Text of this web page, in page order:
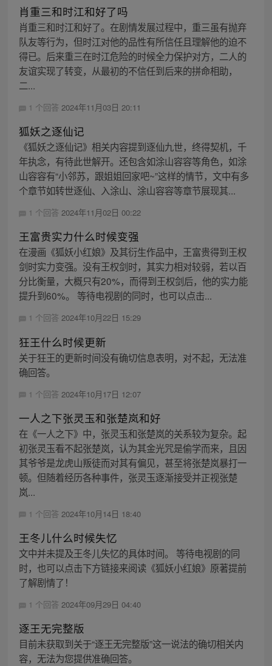
肖重三和时江和好了吗
肖重三和时江和好了。在剧情发展过程中，重三虽有抛弃
队友等行为，但时江对他的品性有所信任且理解他的迫不
得已。后来重三在时江危险的时候全力保护对方，二人的
友谊实现了转变，从最初的不信任到后来的拼命相助，
二...
1 个回答 2024年11月03日 20:11
狐妖之逐仙记
《狐妖之逐仙记》相关内容提到逐仙九世，终得契机，千
年执念，有待此世解开。还包含如涂山容容等角色，如涂
山容容有“小邻苏，跟姐姐回家吧~”这样的情节，文中有多
个章节如转世逐仙、入涂山、涂山容容等章节展现其...
1 个回答 2024年11月02日 00:22
王富贵实力什么时候变强
在漫画《狐妖小红娘》及其衍生作品中，王富贵得到王权
剑时实力变强。没有王权剑时，其实力相对较弱，若以百
分比衡量，大概只有20%，而得到王权剑后，他的实力能
提升到60%。 等待电视剧的同时，也可以点击...
1 个回答 2024年10月22日 15:29
狂王什么时候更新
关于狂王的更新时间没有确切信息表明，对不起，无法准
确回答。
1 个回答 2024年10月17日 12:07
一人之下张灵玉和张楚岚和好
在《一人之下》中，张灵玉和张楚岚的关系较为复杂。起
初张灵玉看不起张楚岚，认为其金光咒是偷学而来，且因
其爷爷是龙虎山叛徒而对其有偏见，甚至将张楚岚暴打一
顿。但随着经历各种事件，张灵玉逐渐接受并正视张楚
岚...
1 个回答 2024年10月14日 18:40
王冬儿什么时候失忆
文中并未提及王冬儿失忆的具体时间。 等待电视剧的同
时，也可以点击下方链接来阅读《狐妖小红娘》原著提前
了解剧情了！
1 个回答 2024年09月29日 04:40
逐王无完整版
目前未获取到关于“逐王无完整版”这一说法的确切相关内
容，无法为您提供准确回答。